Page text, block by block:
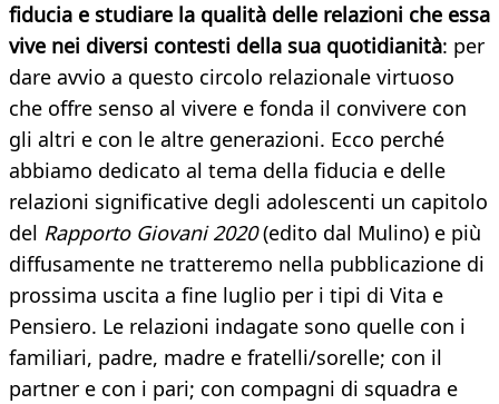
fiducia e studiare la qualità delle relazioni che essa
vive nei diversi contesti della sua quotidianità: per
dare avvio a questo circolo relazionale virtuoso
che offre senso al vivere e fonda il convivere con
gli altri e con le altre generazioni. Ecco perché
abbiamo dedicato al tema della fiducia e delle
relazioni significative degli adolescenti un capitolo
del Rapporto Giovani 2020(edito dal Mulino) e più
diffusamente ne tratteremo nella pubblicazione di
prossima uscita a fine luglio per i tipi di Vita e
Pensiero. Le relazioni indagate sono quelle con i
familiari, padre, madre e fratelli/sorelle; con il
partner e con i pari; con compagni di squadra e